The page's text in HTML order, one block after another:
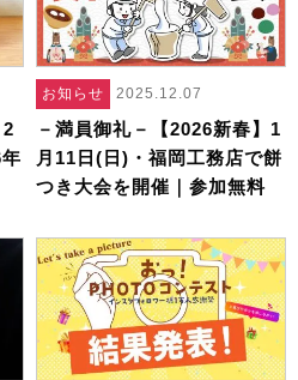
お知らせ 2025.12.07
－満員御礼－【2026新春】1
月11日(日)・福岡工務店で餅
つき大会を開催｜参加無料